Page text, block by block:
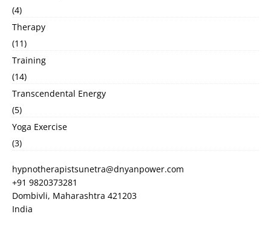
(4)
Therapy
(11)
Training
(14)
Transcendental Energy
(5)
Yoga Exercise
(3)
hypnotherapistsunetra@dnyanpower.com
+91 9820373281
Dombivli, Maharashtra 421203
India